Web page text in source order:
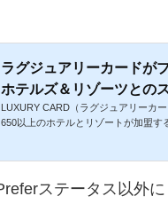
ラグジュアリーカードが
ホテルズ＆リゾーツとの
ッチ！クラブラウンジ利
ルも
LUXURY CARD（ラグジュアリーカ
650以上のホテルとリゾートが加盟す
ステータス以外